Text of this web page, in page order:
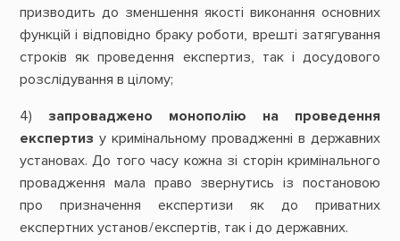
призводить до зменшення якості виконання основних
функцій і відповідно браку роботи, врешті затягування
строків як проведення експертиз, так і досудового
розслідування в цілому;
4) запроваджено монополію на проведення
експертиз у кримінальному провадженні в державних
установах. До того часу кожна зі сторін кримінального
провадження мала право звернутись із постановою
про призначення експертизи як до приватних
експертних установ / експертів, так і до державних.